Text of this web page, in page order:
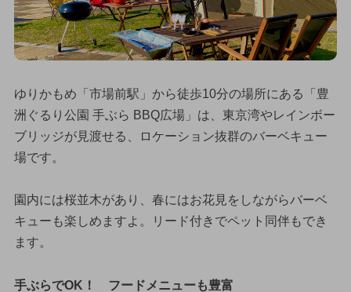
ゆりかもめ「市場前駅」から徒歩10分の場所にある「豊
洲ぐるり公園 手ぶら BBQ広場」は、東京湾やレインボー
ブリッジが見渡せる、ロケーション抜群のバーベキュー
場です。
園内には桜並木があり、春にはお花見をしながらバーベ
キューも楽しめますよ。リード付きでペット同伴もでき
ます。
手ぶらでOK！ フードメニューも豊富